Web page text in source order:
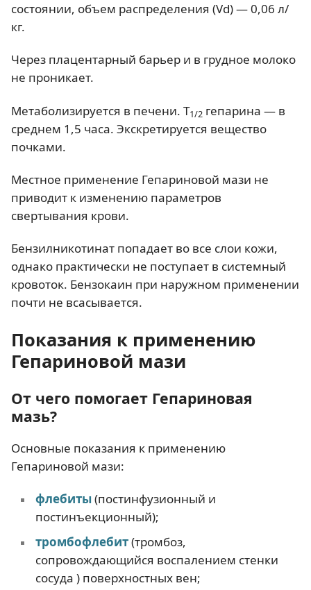
состоянии, объем распределения (Vd) — 0,06 л/
кг.
Через плацентарный барьер и в грудное молоко
не проникает.
Метаболизируется в печени. Т1/2 гепарина — в
среднем 1,5 часа. Экскретируется вещество
почками.
Местное применение Гепариновой мази не
приводит к изменению параметров
свертывания крови.
Бензилникотинат попадает во все слои кожи,
однако практически не поступает в системный
кровоток. Бензокаин при наружном применении
почти не всасывается.
Показания к применению
Гепариновой мази
От чего помогает Гепариновая
мазь?
Основные показания к применению
Гепариновой мази:
флебиты(постинфузионный и
постинъекционный);
тромбофлебит(тромбоз,
сопровождающийся воспалением стенки
сосуда ) поверхностных вен;